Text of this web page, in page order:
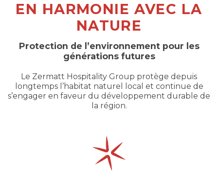
EN HARMONIE AVEC LA
NATURE
Protection de l’environnement pour les
générations futures
Le Zermatt Hospitality Group protège depuis
longtemps l’habitat naturel local et continue de
s’engager en faveur du développement durable de
la région.